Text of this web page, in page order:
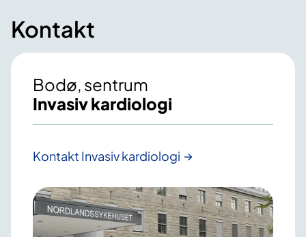
Kontakt
Bodø, sentrum
Invasiv kardiologi
Kontakt Invasiv kardiologi